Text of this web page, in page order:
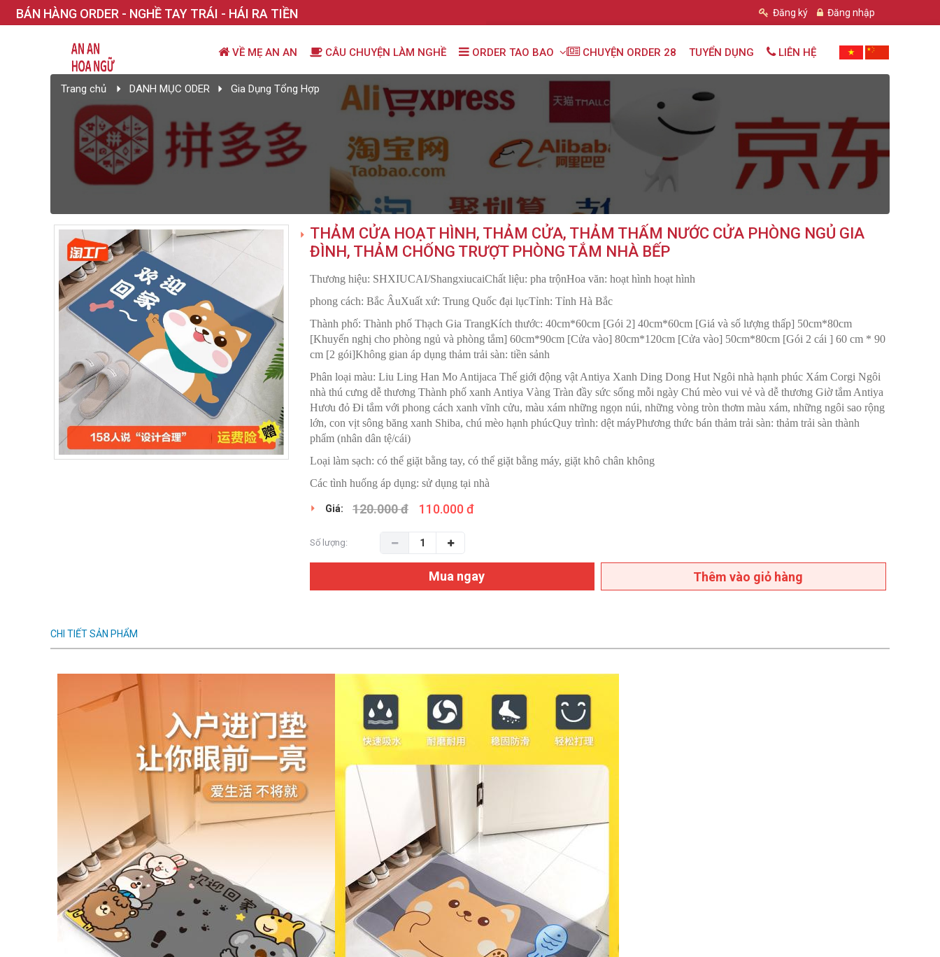
Đăng ký Đăng nhập
BÁN HÀNG ORDER - NGHỀ TAY TRÁI - HÁI RA TIỀN
VỀ MẸ AN AN CÂU CHUYỆN LÀM NGHỀ ORDER TAO BAO CHUYỆN ORDER 28 TUYỂN DỤNG LIÊN HỆ
Trang chủ DANH MỤC ODER Gia Dụng Tổng Hợp
THẢM CỬA HOẠT HÌNH, THẢM CỬA, THẢM THẤM NƯỚC CỬA PHÒNG NGỦ GIA
ĐÌNH, THẢM CHỐNG TRƯỢT PHÒNG TẮM NHÀ BẾP
Thương hiệu: SHXIUCAI/ShangxiucaiChất liệu: pha trộnHoa văn: hoạt hình hoạt hình
phong cách: Bắc ÂuXuất xứ: Trung Quốc đại lụcTỉnh: Tỉnh Hà Bắc
Thành phố: Thành phố Thạch Gia TrangKích thước: 40cm*60cm [Gói 2] 40cm*60cm [Giá và số lượng thấp] 50cm*80cm
[Khuyến nghị cho phòng ngủ và phòng tắm] 60cm*90cm [Cửa vào] 80cm*120cm [Cửa vào] 50cm*80cm [Gói 2 cái ] 60 cm * 90
cm [2 gói]Không gian áp dụng thảm trải sàn: tiền sảnh
Phân loại màu: Liu Ling Han Mo Antijaca Thế giới động vật Antiya Xanh Ding Dong Hut Ngôi nhà hạnh phúc Xám Corgi Ngôi
nhà thú cưng dễ thương Thành phố xanh Antiya Vàng Tràn đầy sức sống mỗi ngày Chú mèo vui vẻ và dễ thương Giờ tắm Antiya
Hươu đỏ Đi tắm với phong cách xanh vĩnh cửu, màu xám những ngọn núi, những vòng tròn thơm màu xám, những ngôi sao rộng
lớn, con vịt sông băng xanh Shiba, chú mèo hạnh phúcQuy trình: dệt máyPhương thức bán thảm trải sàn: thảm trải sàn thành
phẩm (nhân dân tệ/cái)
Loại làm sạch: có thể giặt bằng tay, có thể giặt bằng máy, giặt khô chân không
Các tình huống áp dụng: sử dụng tại nhà
Giá: 120.000 đ 110.000 đ
Số lượng:
Mua ngay Thêm vào giỏ hàng
CHI TIẾT SẢN PHẨM